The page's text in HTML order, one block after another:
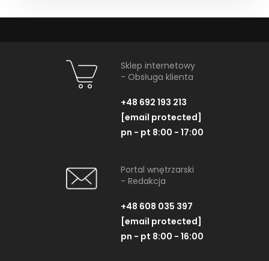
Sklep internetowy
- Obsługa klienta
+48 692 193 213
[email protected]
pn - pt 8:00 - 17:00
Portal wnętrzarski
- Redakcja
+48 608 035 397
[email protected]
pn - pt 8:00 - 16:00